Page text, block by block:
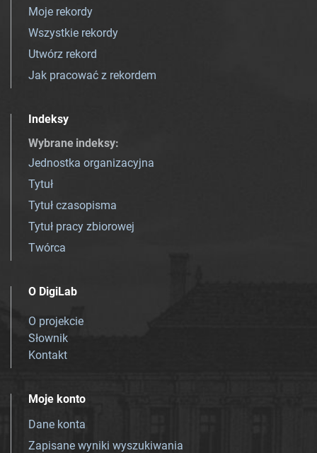
Moje rekordy
Wszystkie rekordy
Utwórz rekord
Jak pracować z rekordem
Indeksy
Wybrane indeksy:
Jednostka organizacyjna
Tytuł
Tytuł czasopisma
Tytuł pracy zbiorowej
Twórca
O DigiLab
O projekcie
Słownik
Kontakt
Moje konto
Dane konta
Zapisane wyniki wyszukiwania